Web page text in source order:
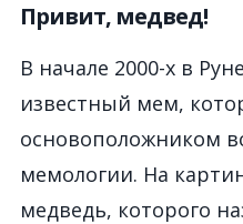
Привит, медвед!
В начале 2000-х в
известный мем,
основоположником
мемологии. На
медведь, которого